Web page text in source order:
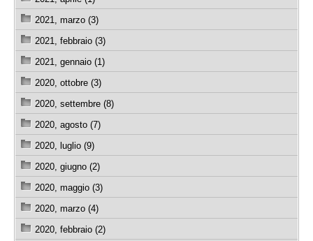
2021, marzo (3)
2021, febbraio (3)
2021, gennaio (1)
2020, ottobre (3)
2020, settembre (8)
2020, agosto (7)
2020, luglio (9)
2020, giugno (2)
2020, maggio (3)
2020, marzo (4)
2020, febbraio (2)